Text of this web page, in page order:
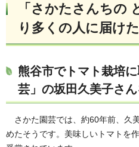
「さかたさんちの
り多くの人に届けた
熊谷市でトマト栽培
芸」の坂田久美子さ
さかた園芸では、約60年前、久
めたそうです。美味しいトマトを